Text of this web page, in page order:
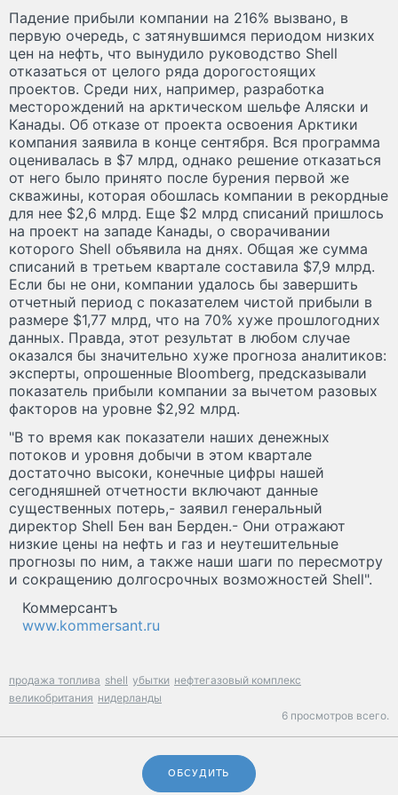
Падение прибыли компании на 216% вызвано, в
первую очередь, с затянувшимся периодом низких
цен на нефть, что вынудило руководство Shell
отказаться от целого ряда дорогостоящих
проектов. Среди них, например, разработка
месторождений на арктическом шельфе Аляски и
Канады. Об отказе от проекта освоения Арктики
компания заявила в конце сентября. Вся программа
оценивалась в $7 млрд, однако решение отказаться
от него было принято после бурения первой же
скважины, которая обошлась компании в рекордные
для нее $2,6 млрд. Еще $2 млрд списаний пришлось
на проект на западе Канады, о сворачивании
которого Shell объявила на днях. Общая же сумма
списаний в третьем квартале составила $7,9 млрд.
Если бы не они, компании удалось бы завершить
отчетный период с показателем чистой прибыли в
размере $1,77 млрд, что на 70% хуже прошлогодних
данных. Правда, этот результат в любом случае
оказался бы значительно хуже прогноза аналитиков:
эксперты, опрошенные Bloomberg, предсказывали
показатель прибыли компании за вычетом разовых
факторов на уровне $2,92 млрд.
"В то время как показатели наших денежных
потоков и уровня добычи в этом квартале
достаточно высоки, конечные цифры нашей
сегодняшней отчетности включают данные
существенных потерь,- заявил генеральный
директор Shell Бен ван Берден.- Они отражают
низкие цены на нефть и газ и неутешительные
прогнозы по ним, а также наши шаги по пересмотру
и сокращению долгосрочных возможностей Shell".
Коммерсантъ
www.kommersant.ru
продажа топлива shell убытки нефтегазовый комплекс
великобритания нидерланды
6 просмотров всего.
ОБСУДИТЬ